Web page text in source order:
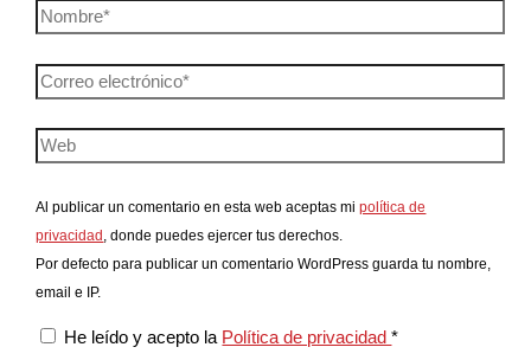
Al publicar un comentario en esta web aceptas mipolítica de
privacidad , donde puedes ejercer tus derechos.
Por defecto para publicar un comentario WordPress guarda tu nombre,
email e IP.
He leído y acepto la Política de privacidad*